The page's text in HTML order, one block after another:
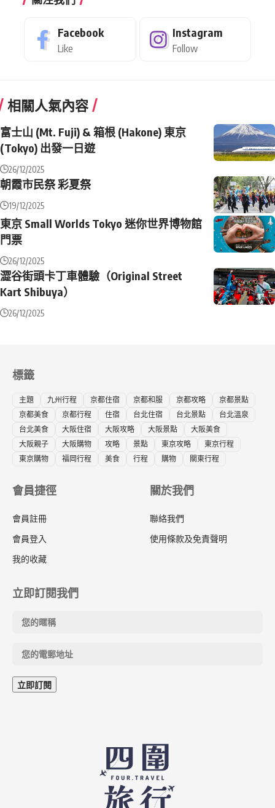
Facebook
Like
Instagram
Follow
相關人氣內容
富士山 (Mt. Fuji) & 箱根 (Hakone) 東京
(Tokyo) 出發一日遊
26/12/2025
朝霞市民祭 彩夏祭
19/12/2025
東京 Small Worlds Tokyo 迷你世界博物館
門票
26/12/2025
澀谷街頭卡丁車體驗（Original Street
Kart Shibuya）
26/12/2025
標籤
主題 九州行程 京都住宿 京都和服 京都攻略
京都景點
京都美食
京都行程 住宿 台北住宿 台北景點
台北溫泉
台北美食
大阪住宿 大阪攻略 大阪景點
大阪美食
大阪親子
大阪購物 攻略 景點 東京攻略
東京行程
東京購物
福岡行程 美食 行程 購物 關東行程
會員捷徑
會員註冊
會員登入
我的收藏
關於我們
聯絡我們
使用條款及免責聲明
立即訂閱我們